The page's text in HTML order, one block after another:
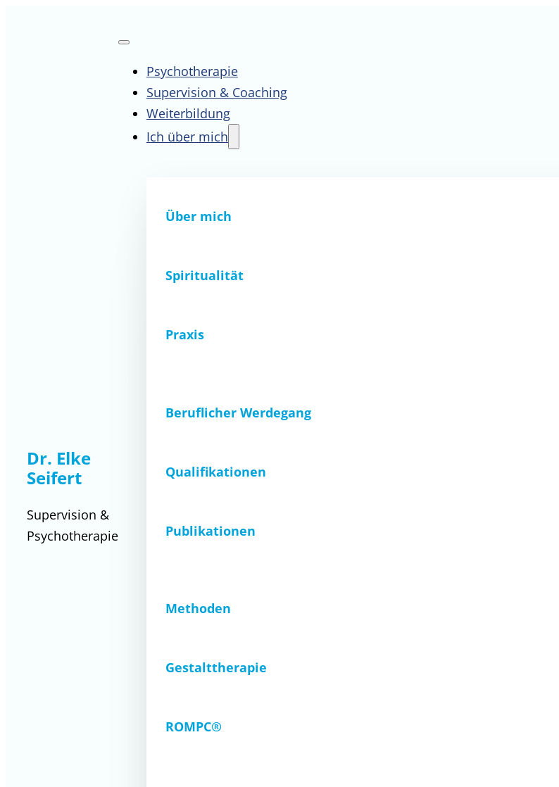
Dr. Elke
Seifert
Supervision &
Psychotherapie
Psychotherapie
Supervision & Coaching
Weiterbildung
Ich über mich
Über mich
Spiritualität
Praxis
Beruflicher Werdegang
Qualifikationen
Publikationen
Methoden
Gestalttherapie
ROMPC®